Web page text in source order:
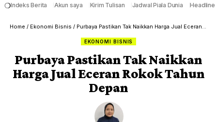
❍Indeks Berita Akun saya Kirim Tulisan Jadwal Piala Dunia Headline
Home / Ekonomi Bisnis / Purbaya Pastikan Tak Naikkan Harga Jual Eceran Rokok Tahun Depan
EKONOMI BISNIS
Purbaya Pastikan Tak Naikkan
Harga Jual Eceran Rokok Tahun
Depan